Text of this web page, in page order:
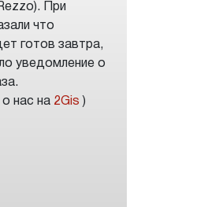
При
что
готов завтра,
уведомление о
нас на 2Gis )